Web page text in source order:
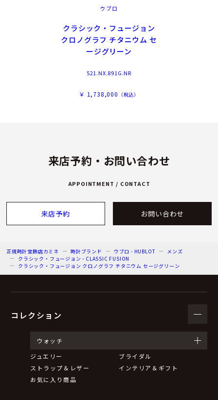
ウブロ
クラシック・フュージョン
クロノグラフ チタニウム セ
ージグリーン
521.NX.891G.NR
￥ 1,738,000 （税込）
来店予約・お問い合わせ
APPOINTMENT / CONTACT
来店予約 お問い合わせ
正規時計宝飾店カミネ 時計ブランド ウブロ - HUBLOT
メンズ
クラシック・フュージョン - CLASSIC FUSION
クラシック・フュージョン クロノグラフ チタニウム セージグリーン
コレクション
ウォッチ
ジュエリー
ブライダル
ストラップ＆レザー
インテリア＆ギフト
お気に入り商品